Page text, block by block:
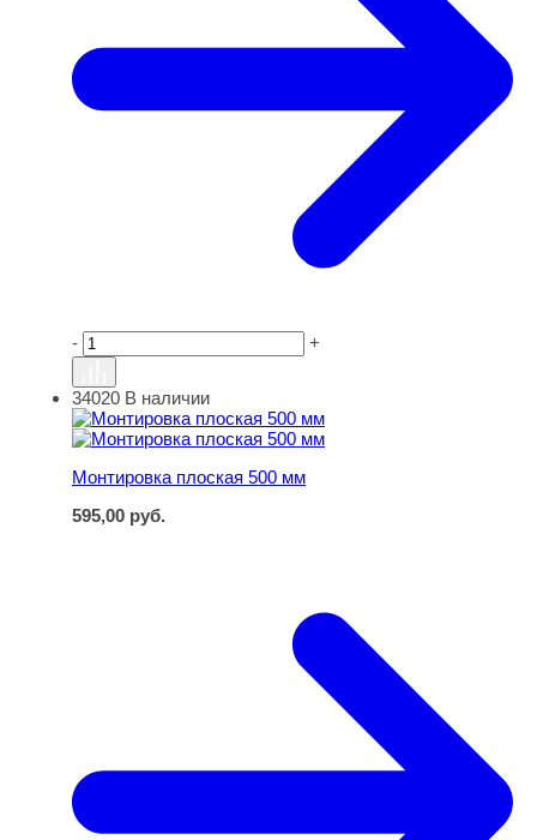
- +
Монтировка плоская 500 мм
34020 В наличии
Монтировка плоская 500 мм
595,00 руб.